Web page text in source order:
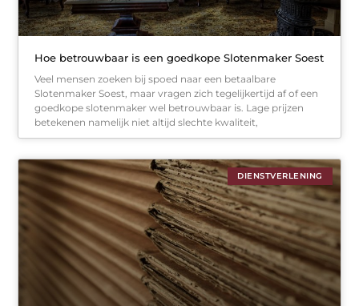
Hoe betrouwbaar is een goedkope Slotenmaker Soest
Veel mensen zoeken bij spoed naar een betaalbare
Slotenmaker Soest, maar vragen zich tegelijkertijd af of een
goedkope slotenmaker wel betrouwbaar is. Lage prijzen
betekenen namelijk niet altijd slechte kwaliteit,
DIENSTVERLENING